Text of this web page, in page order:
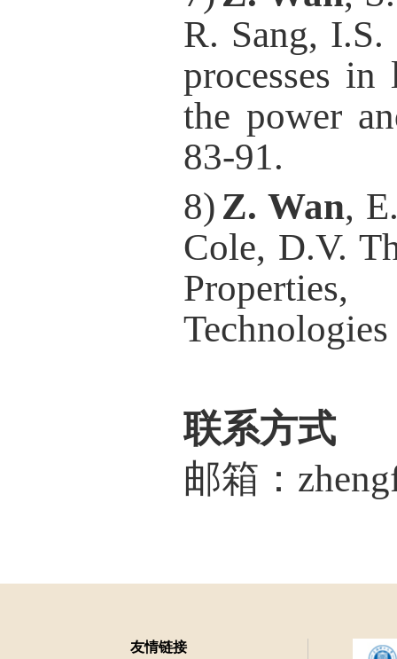
R. Sang,
processes
the power
83-91.
8) Z. Wan,
Cole, D.V.
联系方式
邮箱：
友情链接